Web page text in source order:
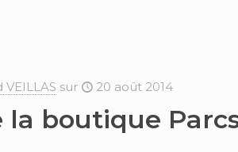
sur 20 août 2014
boutique